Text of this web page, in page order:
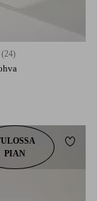
arvosanaan
(24)
PIAN
Lisää